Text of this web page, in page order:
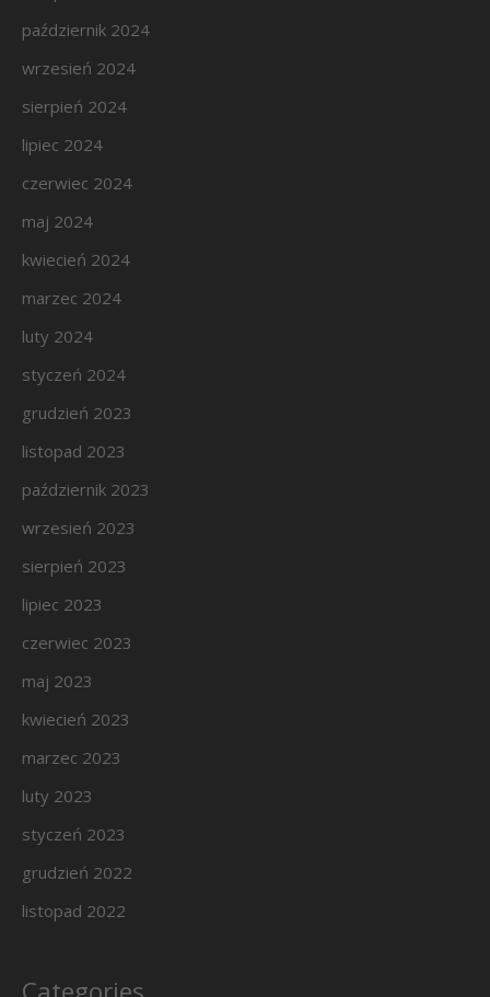
październik 2024
wrzesień 2024
sierpień 2024
lipiec 2024
czerwiec 2024
maj 2024
kwiecień 2024
marzec 2024
luty 2024
styczeń 2024
grudzień 2023
listopad 2023
październik 2023
wrzesień 2023
sierpień 2023
lipiec 2023
czerwiec 2023
maj 2023
kwiecień 2023
marzec 2023
luty 2023
styczeń 2023
grudzień 2022
listopad 2022